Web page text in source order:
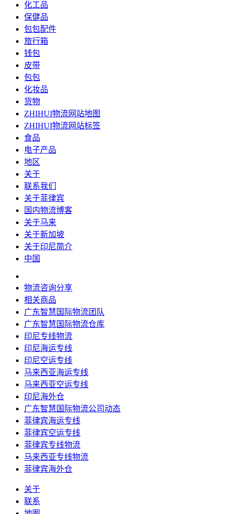
化工品
保健品
包包配件
旅行箱
钱包
皮带
包包
化妆品
货物
ZHIHUI物流网站地图
ZHIHUI物流网站标签
食品
电子产品
地区
关于
联系我们
关于菲律宾
国内物流博客
关于马来
关于新加坡
关于印尼简介
中国
物流咨询分享
相关商品
广东智慧国际物流团队
广东智慧国际物流仓库
印尼专线物流
印尼海运专线
印尼空运专线
马来西亚海运专线
马来西亚空运专线
印尼海外仓
广东智慧国际物流公司动态
菲律宾海运专线
菲律宾空运专线
菲律宾专线物流
马来西亚专线物流
菲律宾海外仓
关于
联系